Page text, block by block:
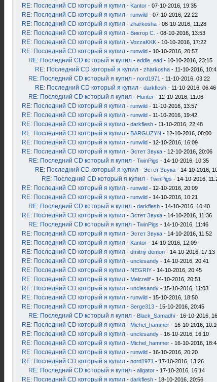
RE: Последний CD который я купил - Kantor - 07-10-2016, 19:35
RE: Последний CD который я купил - runwild - 07-10-2016, 22:22
RE: Последний CD который я купил - zharkosha - 08-10-2016, 11:28
RE: Последний CD который я купил - Виктор С. - 08-10-2016, 13:53
RE: Последний CD который я купил - VozzaKKK - 10-10-2016, 17:22
RE: Последний CD который я купил - runwild - 10-10-2016, 20:57
RE: Последний CD который я купил - eddie_ead - 10-10-2016, 23:15
RE: Последний CD который я купил - zharkosha - 11-10-2016,
RE: Последний CD который я купил - nord1971 - 11-10-2016, 03:22
RE: Последний CD который я купил - darkflesh - 11-10-2016, 06:46
RE: Последний CD который я купил - Hunter - 12-10-2016, 11:06
RE: Последний CD который я купил - runwild - 11-10-2016, 13:57
RE: Последний CD который я купил - runwild - 11-10-2016, 19:42
RE: Последний CD который я купил - darkflesh - 11-10-2016, 22:48
RE: Последний CD который я купил - BARGUZYN - 12-10-2016, 08:00
RE: Последний CD который я купил - runwild - 12-10-2016, 16:09
RE: Последний CD который я купил - Эстет Звука - 12-10-2016, 20:06
RE: Последний CD который я купил - TwinPigs - 14-10-2016, 10:35
RE: Последний CD который я купил - Эстет Звука - 14-10-2016,
RE: Последний CD который я купил - TwinPigs - 14-10-2016,
RE: Последний CD который я купил - runwild - 12-10-2016, 20:09
RE: Последний CD который я купил - runwild - 14-10-2016, 10:21
RE: Последний CD который я купил - darkflesh - 14-10-2016, 10:40
RE: Последний CD который я купил - Эстет Звука - 14-10-2016, 11:36
RE: Последний CD который я купил - TwinPigs - 14-10-2016, 11:46
RE: Последний CD который я купил - Эстет Звука - 14-10-2016, 11:52
RE: Последний CD который я купил - Kantor - 14-10-2016, 12:09
RE: Последний CD который я купил - dmitriy demon - 14-10-2016, 17:13
RE: Последний CD который я купил - unclesandy - 14-10-2016, 20:41
RE: Последний CD который я купил - NEGRIY - 14-10-2016, 20:45
RE: Последний CD который я купил - Melcrelif - 14-10-2016, 20:51
RE: Последний CD который я купил - unclesandy - 15-10-2016, 11:03
RE: Последний CD который я купил - runwild - 15-10-2016, 18:50
RE: Последний CD который я купил - Serge313 - 15-10-2016, 20:45
RE: Последний CD который я купил - Black_Samadhi - 16-10-2016,
RE: Последний CD который я купил - Michel_hammer - 16-10-2016,
RE: Последний CD который я купил - unclesandy - 16-10-2016, 16:10
RE: Последний CD который я купил - Michel_hammer - 16-10-2016,
RE: Последний CD который я купил - runwild - 16-10-2016, 20:20
RE: Последний CD который я купил - nord1971 - 17-10-2016, 13:26
RE: Последний CD который я купил - aligator - 17-10-2016, 16:14
RE: Последний CD который я купил - darkflesh - 18-10-2016, 20:56